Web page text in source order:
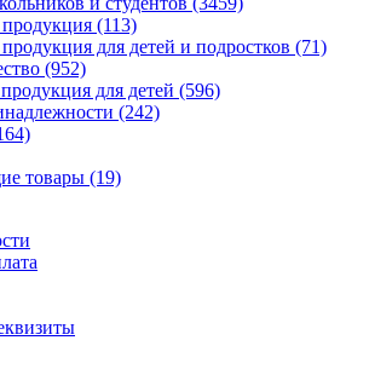
продукция (113)
для детей и подростков (71)
(952)
для детей (596)
(242)
товары (19)